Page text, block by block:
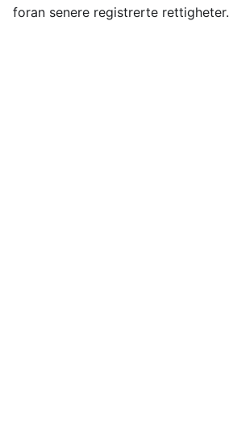
foran senere registrerte rettigheter.